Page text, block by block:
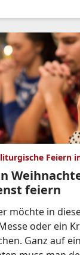
Feiern
feiern
möchte in
oder ein
Ganz auf